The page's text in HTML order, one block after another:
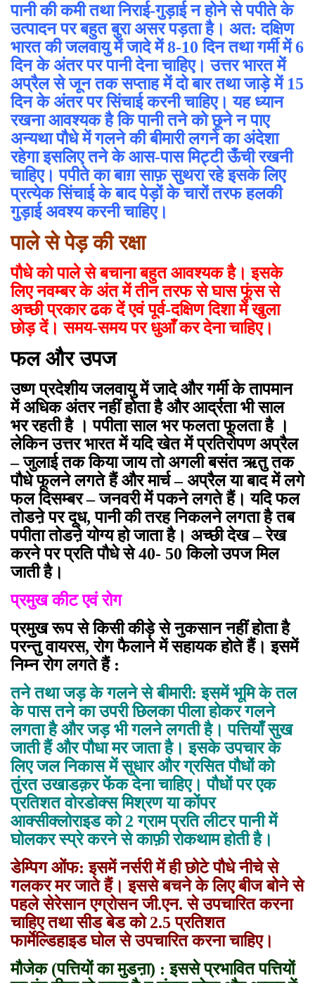
पानी की कमी तथा निराई-गुड़ाई न होने से पपीते के
उत्पादन पर बहुत बुरा असर पड़ता है। अत: दक्षिण
भारत की जलवायु में जादे में 8-10 दिन तथा गर्मी में 6
दिन के अंतर पर पानी देना चाहिए। उत्तर भारत में
अप्रैल से जून तक सप्ताह में दो बार तथा जाड़े में 15
दिन के अंतर पर सिंचाई करनी चाहिए। यह ध्यान
रखना आवश्यक है कि पानी तने को छूने न पाए
अन्यथा पौधे में गलने की बीमारी लगने का अंदेशा
रहेगा इसलिए तने के आस-पास मिट्टी ऊँची रखनी
चाहिए। पपीते का बाग़ साफ़ सुथरा रहे इसके लिए
प्रत्येक सिंचाई के बाद पेड़ों के चारों तरफ हलकी
गुड़ाई अवश्य करनी चाहिए।
पाले से पेड़ की रक्षा
पौधे को पाले से बचाना बहुत आवश्यक है। इसके
लिए नवम्बर के अंत में तीन तरफ से घास फूंस से
अच्छी प्रकार ढक दें एवं पूर्व-दक्षिण दिशा में खुला
छोड़ दें। समय-समय पर धुआँ कर देना चाहिए।
फल और उपज
उष्ण प्रदेशीय जलवायु में जादे और गर्मी के तापमान
में अधिक अंतर नहीं होता है और आर्द्रता भी साल
भर रहती है । पपीता साल भर फलता फूलता है ।
लेकिन उत्तर भारत में यदि खेत में प्रतिरोपण अप्रैल
– जुलाई तक किया जाय तो अगली बसंत ऋतु तक
पौधे फूलने लगते हैं और मार्च – अप्रैल या बाद में लगे
फल दिसम्बर – जनवरी में पकने लगते हैं। यदि फल
तोडऩे पर दूध, पानी की तरह निकलने लगता है तब
पपीता तोडऩे योग्य हो जाता है। अच्छी देख – रेख
करने पर प्रति पौधे से 40- 50 किलो उपज मिल
जाती है।
प्रमुख कीट एवं रोग
प्रमुख रूप से किसी कीड़े से नुकसान नहीं होता है
परन्तु वायरस, रोग फैलाने में सहायक होते हैं। इसमें
निम्न रोग लगते हैं :
तने तथा जड़ के गलने से बीमारी: इसमें भूमि के तल
के पास तने का उपरी छिलका पीला होकर गलने
लगता है और जड़ भी गलने लगती है। पत्तियाँ सुख
जाती हैं और पौधा मर जाता है। इसके उपचार के
लिए जल निकास में सुधार और ग्रसित पौधों को
तुंरत उखाडक़र फेंक देना चाहिए। पौधों पर एक
प्रतिशत वोरडोक्स मिश्रण या कोंपर
आक्सीक्लोराइड को 2 ग्राम प्रति लीटर पानी में
घोलकर स्प्रे करने से काफ़ी रोकथाम होती है।
डेम्पिग ओंफ: इसमें नर्सरी में ही छोटे पौधे नीचे से
गलकर मर जाते हैं। इससे बचने के लिए बीज बोने से
पहले सेरेसान एग्रोसन जी.एन. से उपचारित करना
चाहिए तथा सीड बेड को 2.5 प्रतिशत
फार्मेल्डिहाइड घोल से उपचारित करना चाहिए।
मौजेक (पत्तियों का मुडऩा) : इससे प्रभावित पत्तियों